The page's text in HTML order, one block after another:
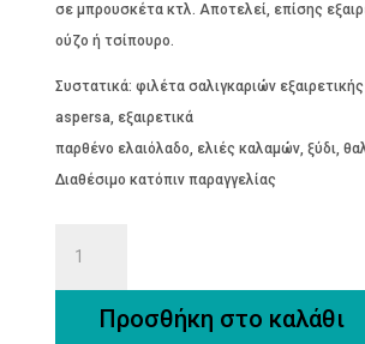
σε μπρουσκέτα κτλ. Αποτελεί, επίσης
ούζο ή τσίπουρο.
Συστατικά: φιλέτα σαλιγκαριών
aspersa, εξαιρετικά
παρθένο ελαιόλαδο, ελιές καλαμών, ξύδι,
Διαθέσιμο κατόπιν παραγγελίας
Προσθήκη στο καλάθι